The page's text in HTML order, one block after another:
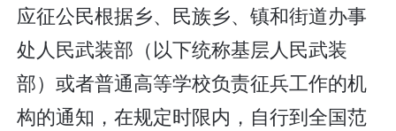
应征公民根据乡、民族乡、镇和街道办事
处人民武装部（以下统称基层人民武装
部）或者普通高等学校负责征兵工作的机
构的通知，在规定时限内，自行到全国范